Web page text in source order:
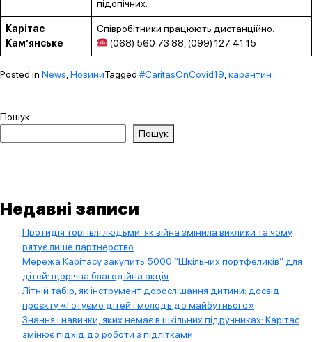
підопічних.
Карітас
Кам’янське
Співробітники працюють дистанційно.
(068) 560 73 88, (099) 127 41 15
Posted in News НовиниTagged #CaritasOnCovid19 карантин
Пошук
Пошук
Недавні записи
Протидія торгівлі людьми: як війна змінила виклики та чому
рятує лише партнерство
Мережа Карітасу закупить 5000 “Шкільних портфеликів” для
дітей: щорічна благодійна акція
Літній табір, як інструмент дорослішання дитини: досвід
проєкту «Готуємо дітей і молодь до майбутнього»
Знання і навички, яких немає в шкільних підручниках: Карітас
змінює підхід до роботи з підлітками